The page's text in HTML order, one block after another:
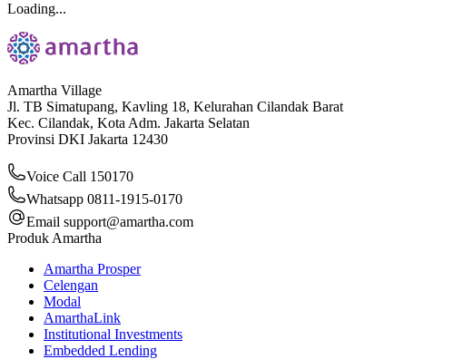
Loading...
Amartha Village
Jl. TB Simatupang, Kavling 18, Kelurahan Cilandak Barat
Kec. Cilandak, Kota Adm. Jakarta Selatan
Provinsi DKI Jakarta 12430
Voice Call 150170
Whatsapp 0811-1915-0170
Email support@amartha.com
Produk Amartha
Amartha Prosper
Celengan
Modal
AmarthaLink
Institutional Investments
Embedded Lending